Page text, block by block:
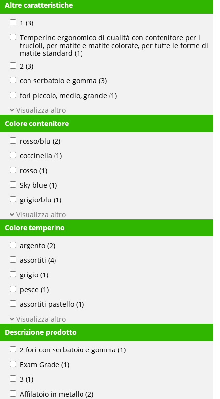
Altre caratteristiche
1 (3)
Temperino ergonomico di qualità con contenitore per i
trucioli, per matite e matite colorate, per tutte le forme di
matite standard (1)
2 (3)
con serbatoio e gomma (3)
fori piccolo, medio, grande (1)
Visualizza altro
Colore contenitore
rosso/blu (2)
coccinella (1)
rosso (1)
Sky blue (1)
grigio/blu (1)
Visualizza altro
Colore temperino
argento (2)
assortiti (4)
grigio (1)
pesce (1)
assortiti pastello (1)
Visualizza altro
Descrizione prodotto
2 fori con serbatoio e gomma (1)
Exam Grade (1)
3 (1)
Affilatoio in metallo (2)